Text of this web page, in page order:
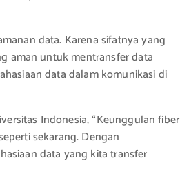
data. Karena sifatnya yang
aman untuk mentransfer data
data dalam komunikasi di
Indonesia, “Keunggulan fiber
sekarang. Dengan
data yang kita transfer